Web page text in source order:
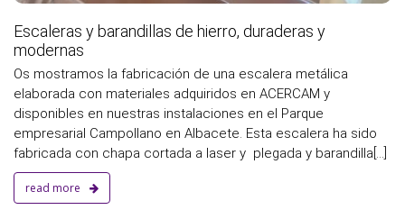
Escaleras y barandillas de hierro, duraderas y
modernas
Os mostramos la fabricación de una escalera metálica
elaborada con materiales adquiridos en ACERCAM y
disponibles en nuestras instalaciones en el Parque
empresarial Campollano en Albacete. Esta escalera ha sido
fabricada con chapa cortada a laser y plegada y barandilla[...]
read more